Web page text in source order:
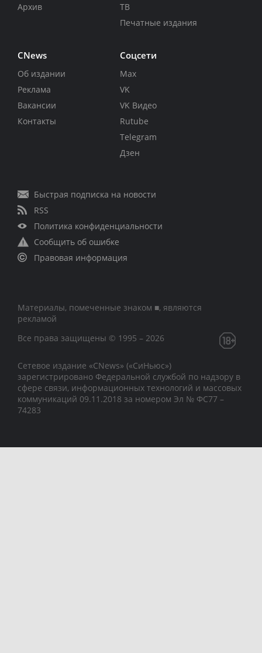
Архив
ТВ
Печатные издания
CNews
Об издании
Реклама
Вакансии
Контакты
Соцсети
Max
VK
VK Видео
Rutube
Telegram
Дзен
Быстрая подписка на новости
RSS
Политика конфиденциальности
Сообщить об ошибке
Правовая информация
Материалы, помеченные знаком ■, являются
рекламой
Все права защищены © 1995 – 2026
Сетевое издание «CNews» («СиНьюс»)
зарегистрировано Федеральной службой по надзору в
сфере связи, информационных технологий и массовых
коммуникаций 09.11.2018 за номером Эл № ФС77 –
74283